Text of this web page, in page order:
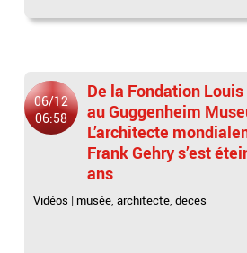
06/12
06:58
De la Fondation
au Guggenheim
L’architecte
Frank Gehry s’est
ans
Vidéos | musée,architecte,deces